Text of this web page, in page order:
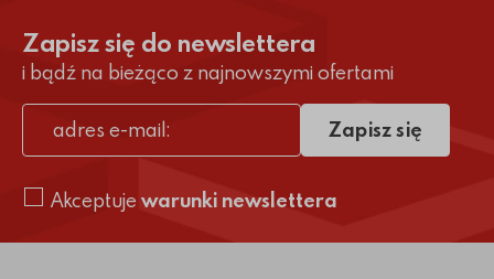
Zapisz się do newslettera
i bądź na bieżąco z najnowszymi ofertami
adres e-mail
Akceptuje warunki newslettera
Zapisz się